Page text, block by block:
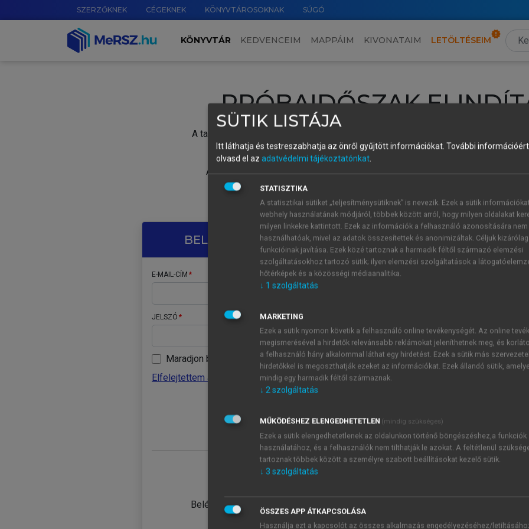
SZERZŐKNEK CÉGEKNEK KÖNYVTÁROSOKNAK SÚGÓ
KÖNYVTÁR KEDVENCEIM MAPPÁIM KIVONATAIM LETÖLTÉSEIM
PRÓBAIDŐSZAK
A tartalom megtekintéséhez lépj be a saját fiókoddal, iskolai azonosítóddal vagy
Új felhasználóként1 óra díjmentes hozzáférésrevagy
A próbaidőszak elindításához,
vagy hozz
A regisztráció után a
BELÉPÉS SAJÁT FIÓKKAL
E-MAIL-CÍM
JELSZÓ
Maradjon belépve
Elfelejtettem a jelszavamat
Belépés intézményi azonosítóval
ÚJ FIÓK
1 óra
JELSZÓ
Kérek értesítést a MeRSZ
Kérek értesítést az
SÜTIK LISTÁJA
Itt láthatja és testreszabhatja az önről gyűjtött információkat. További
olvasd el az adatvédelmi tájékoztatónkat.
STATISZTIKA
A statisztikai sütiket „teljesítménysütiknek” is nevezik. Ezek a sütik
webhely használatának módjáról, többek között arról, hogy milyen oldalakat
milyen linkekre kattintott. Ezek az információk a felhasználó azonosítására nem
használhatóak, mivel az adatok összesítettek és anonimizáltak. Céljuk
funkcióinak javítása. Ezek közé tartoznak a harmadik féltől származó elemzési
szolgáltatásokhoz tartozó sütik; ilyen elemzési szolgáltatások a
hőtérképek és a közösségi médiaanalitika.
↓ 1 szolgáltatás
MARKETING
Ezek a sütik nyomon követik a felhasználó online tevékenységét. Az online
megismerésével a hirdetők relevánsabb reklámokat jeleníthetnek meg, és
a felhasználó hány alkalommal láthat egy hirdetést. Ezek a sütik más
hirdetőkkel is megoszthatják ezeket az információkat. Ezek állandó sütik,
mindig egy harmadik féltől származnak.
↓ 2szolgáltatás
MŰKÖDÉSHEZ ELENGEDHETETLEN (mindig szükséges)
Ezek a sütik elengedhetetlenek az oldalunkon történő böngészéshez,a funkciók
használatához, és a felhasználók nem tilthatják le azokat. A feltétlenül
tartoznak többek között a személyre szabott beállításokat kezelő sütik.
↓ 3 szolgáltatás
ÖSSZES APP ÁTKAPCSOLÁSA
Használja ezt a kapcsolót az összes alkalmazás engedélyezéséhez/